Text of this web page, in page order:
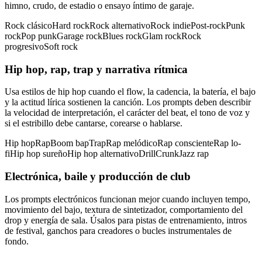
himno, crudo, de estadio o ensayo íntimo de garaje.
Rock clásicoHard rockRock alternativoRock indiePost-rockPunk
rockPop punkGarage rockBlues rockGlam rockRock
progresivoSoft rock
Hip hop, rap, trap y narrativa rítmica
Usa estilos de hip hop cuando el flow, la cadencia, la batería, el bajo
y la actitud lírica sostienen la canción. Los prompts deben describir
la velocidad de interpretación, el carácter del beat, el tono de voz y
si el estribillo debe cantarse, corearse o hablarse.
Hip hopRapBoom bapTrapRap melódicoRap conscienteRap lo-
fiHip hop sureñoHip hop alternativoDrillCrunkJazz rap
Electrónica, baile y producción de club
Los prompts electrónicos funcionan mejor cuando incluyen tempo,
movimiento del bajo, textura de sintetizador, comportamiento del
drop y energía de sala. Úsalos para pistas de entrenamiento, intros
de festival, ganchos para creadores o bucles instrumentales de
fondo.